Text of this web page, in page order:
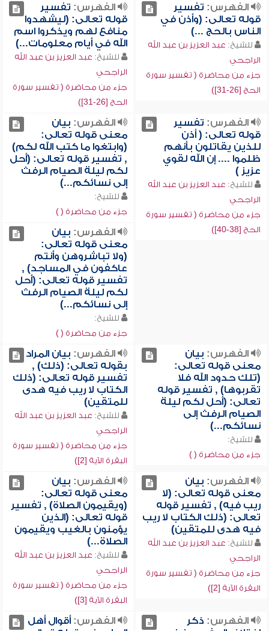
الفهرس: تفسير
قوله تعالى: (وأذن في
الناس بالحج ...)
للشيخ: عبد العزيز بن عبد الله
الراجحي
جزء من محاضرة ( تفسير سورة
الحج [26-31])
الفهرس: تفسير
قوله تعالى: (ليشهدوا
منافع لهم ويذكروا اسم
الله في أيام معلومات...)
للشيخ: عبد العزيز بن عبد الله
الراجحي
جزء من محاضرة ( تفسير سورة
الحج [26-31])
الفهرس: تفسير
قوله تعالى: ( أذن
للذين يقاتلون بأنهم
ظلموا .... إن الله لقوي
عزيز )
للشيخ: عبد العزيز بن عبد الله
الراجحي
جزء من محاضرة ( تفسير سورة
الحج [38-40])
الفهرس: بيان
معنى قوله تعالى:
(وابتغوا ما كتب الله لكم)
, تفسير قوله تعالى: (أحل
لكم ليلة الصيام الرفث
إلى نسائكم...)
للشيخ:
جزء من محاضرة ( )
الفهرس: بيان
معنى قوله تعالى:
(ولا تباشروهن وأنتم
عاكفون في المساجد) ,
تفسير قوله تعالى: (أحل
لكم ليلة الصيام الرفث
إلى نسائكم...)
للشيخ:
جزء من محاضرة ( )
الفهرس: بيان
معنى قوله تعالى:
(تلك حدود الله فلا
تقربوها) , تفسير قوله
تعالى: (أحل لكم ليلة
الصيام الرفث إلى
نسائكم...)
للشيخ:
جزء من محاضرة ( )
الفهرس: بيان المراد
بقوله تعالى: (ذلك) ,
تفسير قوله تعالى: (ذلك
الكتاب لا ريب فيه هدى
للمتقين)
للشيخ: عبد العزيز بن عبد الله
الراجحي
جزء من محاضرة ( تفسير سورة
البقرة الآية [2])
الفهرس: بيان
معنى قوله تعالى: (لا
ريب فيه) , تفسير قوله
تعالى: (ذلك الكتاب لا ريب
فيه هدى للمتقين)
للشيخ: عبد العزيز بن عبد الله
الراجحي
جزء من محاضرة ( تفسير سورة
البقرة الآية [2])
الفهرس: بيان
معنى قوله تعالى:
(ويقيمون الصلاة) , تفسير
قوله تعالى: (الذين
يؤمنون بالغيب ويقيمون
الصلاة...)
للشيخ: عبد العزيز بن عبد الله
الراجحي
جزء من محاضرة ( تفسير سورة
البقرة الآية [3])
الفهرس: ذكر
الفهرس:أقوال أهل